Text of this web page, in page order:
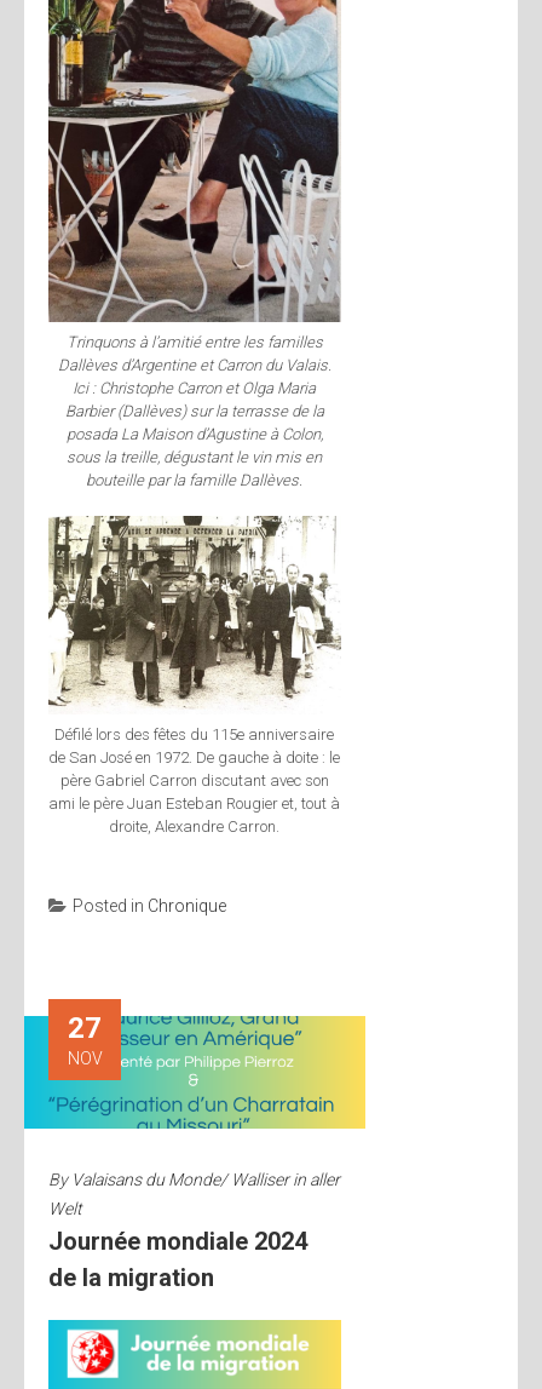
Trinquons à l’amitié entre les familles
Dallèves d’Argentine et Carron du Valais.
Ici : Christophe Carron et Olga Maria
Barbier (Dallèves) sur la terrasse de la
posada La Maison d’Agustine à Colon,
sous la treille, dégustant le vin mis en
bouteille par la famille Dallèves.
Défilé lors des fêtes du 115e anniversaire
de San José en 1972. De gauche à doite : le
père Gabriel Carron discutant avec son
ami le père Juan Esteban Rougier et, tout à
droite, Alexandre Carron.
Posted in Chronique
27
NOV
By Valaisans du Monde/ Walliser in aller
Welt
Journée mondiale 2024
de la migration